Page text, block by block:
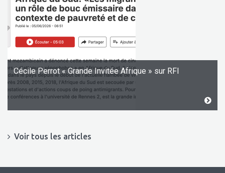
Cécile Perrot « Grande Invitée Afrique » sur RFI
Voir tous les articles